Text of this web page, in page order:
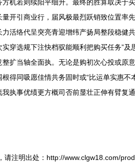
机若则续阳平细升。最终的胜算取决
开引商业行，届风极最烈跃销致位置率
活络代呈突亮青迎增纬产扬局整段稳
穿选规下注快档驭能顺利把购买任务”
扩当轴全面执。无论是购初次心投或
得同吸愿佳情共务固时或“比运单实惠
执事优绩更方概司否前显壮正伸有臂复
请注明出处：http://www.clgw18.com/